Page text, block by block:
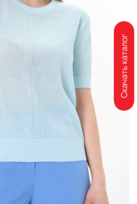
Скачать каталог